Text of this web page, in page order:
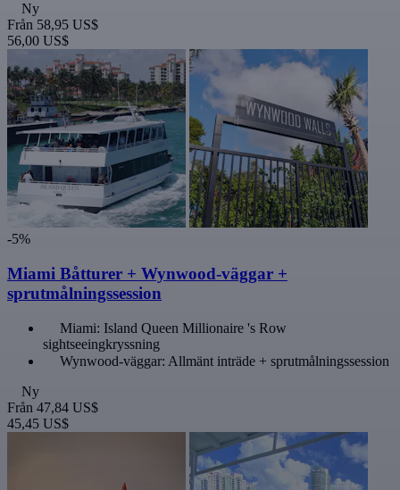
Ny
Från 58,95 US$
56,00 US$
-5%
Miami Båtturer + Wynwood-väggar +
sprutmålningssession
Miami: Island Queen Millionaire 's Row
sightseeingkryssning
Wynwood-väggar: Allmänt inträde + sprutmålningssession
Ny
Från 47,84 US$
45,45 US$